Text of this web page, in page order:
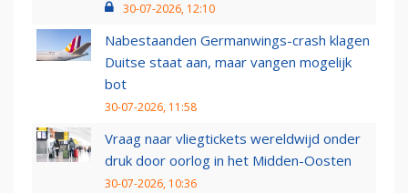
30-07-2026, 12:10
Nabestaanden Germanwings-crash klagen
Duitse staat aan, maar vangen mogelijk
bot
30-07-2026, 11:58
Vraag naar vliegtickets wereldwijd onder
druk door oorlog in het Midden-Oosten
30-07-2026, 10:36